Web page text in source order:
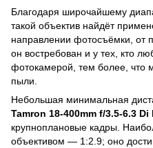
Благодаря широчайшему
такой объектив найдёт
направлении фотосъёмки, от
он востребован и у тех, кто
фотокамерой, тем более, что
пыли.
Небольшая минимальная
Tamron 18-400mm f/3.5-6.3 Di
крупноплановые кадры.
объективом — 1:2.9; оно